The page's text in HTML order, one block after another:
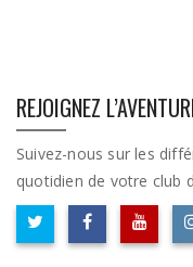
REJOIGNEZ
Suivez-nous sur les
quotidien de votre club